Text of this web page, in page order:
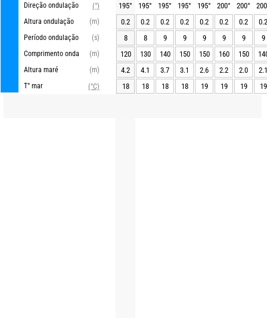
Direção ondulação
(°)
Altura ondulação
(m)
Período ondulação
(s)
Comprimento onda
(m)
Altura maré
(m)
T° mar
(°C)
195° 195° 195° 195° 195° 200° 200°
200
0.2
0.2 0.2 0.2 0.2 0.2 0.2
0.2
8
8 9 9 9 9 9
9
120
130 140 150 150 160 150
4.2
4.1 3.7 3.1 2.6 2.2 2.0
2.1
18
18 18 18 19 19 19 19